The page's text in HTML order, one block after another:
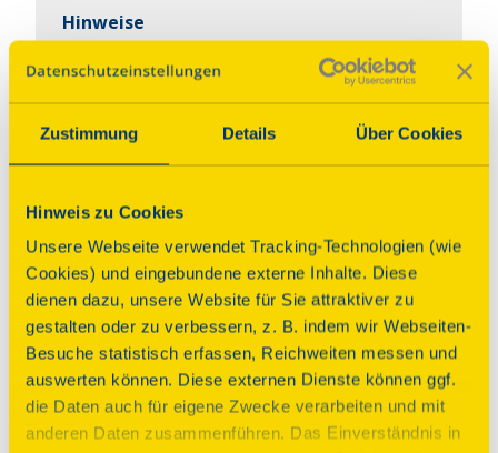
Zustimmung Details Über Cookies
Hinweis zu Cookies
Unsere Webseite verwendet Tracking-Technologien (wie
Cookies) und eingebundene externe Inhalte. Diese
dienen dazu, unsere Website für Sie attraktiver zu
gestalten oder zu verbessern, z. B. indem wir Webseiten-
Besuche statistisch erfassen, Reichweiten messen und
auswerten können. Diese externen Dienste können ggf.
die Daten auch für eigene Zwecke verarbeiten und mit
anderen Daten zusammenführen. Das Einverständnis in
Hinweise
Es finden parallel zwei Vorträge statt.
Einer im Clubraum zum Baudenkmal und der
Bamberger Freimaurerei, der andere im
Tempel der Freimaurerloge als
eines Freimaurers zur Freimaurerei im
Besonderen.
Der Einlass wird vor Ort gesteuert.
Dies ist aufgrund der Vorträge und
begrenzten Plätze notwendig - Einlass ca.
alle 30 Minuten.
Der Zugang erfolgt über den Haupteingang